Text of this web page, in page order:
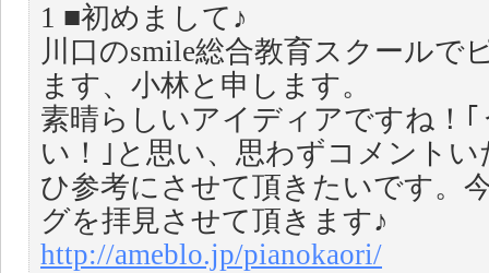
1 ■初めまして♪
川口のsmile総合教育スクールで
ます、小林と申します。
素晴らしいアイディアですね！
い！｣と思い、思わずコメント
ひ参考にさせて頂きたいです。
グを拝見させて頂きます♪
http://ameblo.jp/pianokaori/